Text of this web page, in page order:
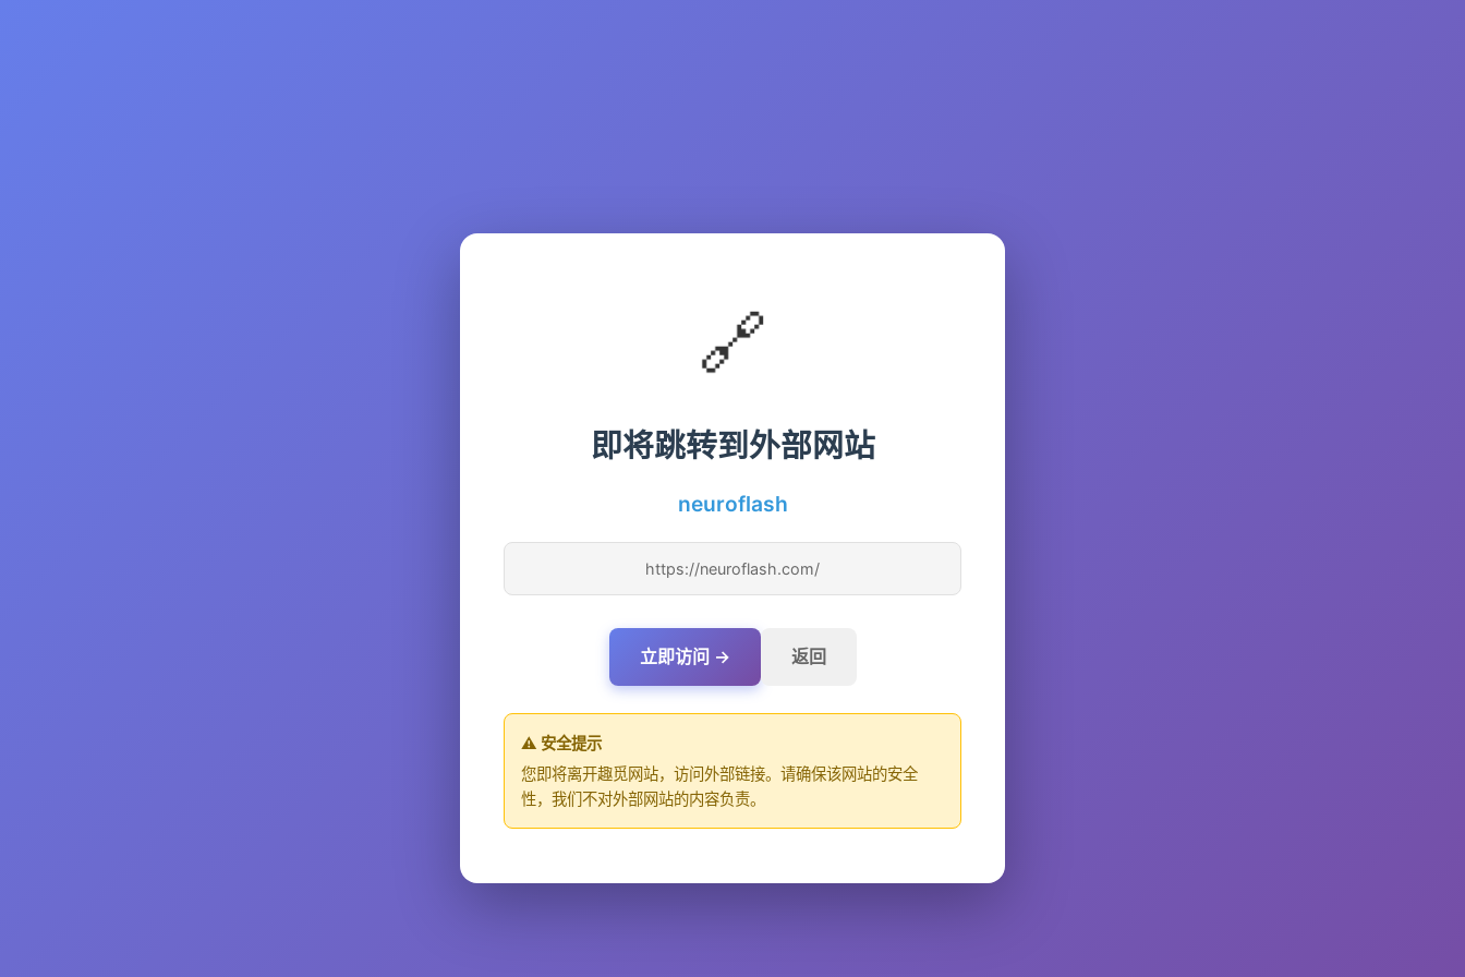
🔗
即将跳转到外部网站
neuroflash
https://neuroflash.com/
立即访问 → 返回
⚠️ 安全提示
您即将离开趣觅网站，访问外部链接。请确保该网站的安全
性，我们不对外部网站的内容负责。